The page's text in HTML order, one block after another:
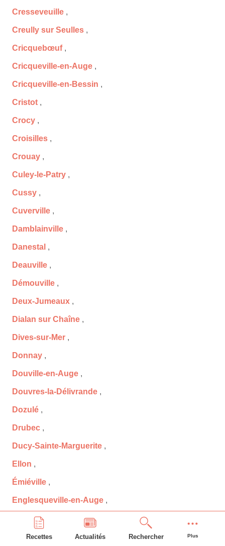
Recettes Actualités Rechercher Plus
Cresseveuille ,
Creully sur Seulles ,
Cricquebœuf,
Cricqueville-en-Auge ,
Cricqueville-en-Bessin ,
Cristot ,
Crocy ,
Croisilles ,
Crouay ,
Culey-le-Patry ,
Cussy ,
Cuverville ,
Damblainville ,
Danestal ,
Deauville ,
Démouville ,
Deux-Jumeaux ,
Dialan sur Chaîne ,
Dives-sur-Mer ,
Donnay ,
Douville-en-Auge ,
Douvres-la-Délivrande ,
Dozulé ,
Drubec ,
Ducy-Sainte-Marguerite ,
Ellon ,
Émiéville ,
Englesqueville-en-Auge ,
Englesqueville-la-Percée
Épaney,